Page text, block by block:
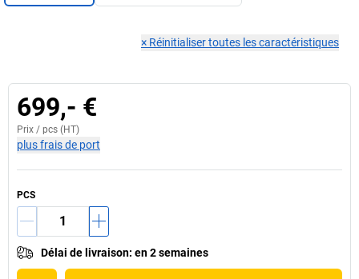
× Réinitialiser toutes les caractéristiques
699,- €
Prix / pcs (HT)
plus frais de port
PCS
Délai de livraison: en 2 semaines